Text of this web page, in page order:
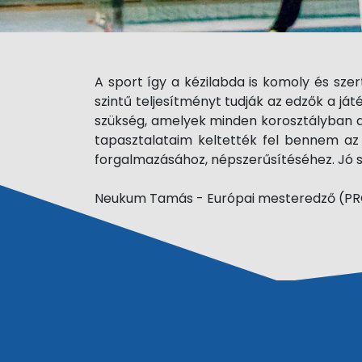
A sport így a kézilabda is komoly és
szintű teljesítményt tudják az edzők a
szükség, amelyek minden
tapasztalataim keltették fel bennem az
forgalmazásához, népszerűsítéséhez. Jó
Neukum Tamás - Európai mesteredző